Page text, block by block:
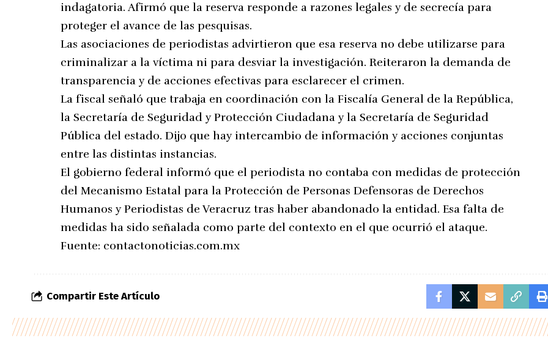
indagatoria. Afirmó que la reserva responde a razones legales y de secrecía para
proteger el avance de las pesquisas.
Las asociaciones de periodistas advirtieron que esa reserva no debe utilizarse para
criminalizar a la víctima ni para desviar la investigación. Reiteraron la demanda de
transparencia y de acciones efectivas para esclarecer el crimen.
La fiscal señaló que trabaja en coordinación con la Fiscalía General de la República,
la Secretaría de Seguridad y Protección Ciudadana y la Secretaría de Seguridad
Pública del estado. Dijo que hay intercambio de información y acciones conjuntas
entre las distintas instancias.
El gobierno federal informó que el periodista no contaba con medidas de protección
del Mecanismo Estatal para la Protección de Personas Defensoras de Derechos
Humanos y Periodistas de Veracruz tras haber abandonado la entidad. Esa falta de
medidas ha sido señalada como parte del contexto en el que ocurrió el ataque.
Fuente: contactonoticias.com.mx
Compartir Este Artículo